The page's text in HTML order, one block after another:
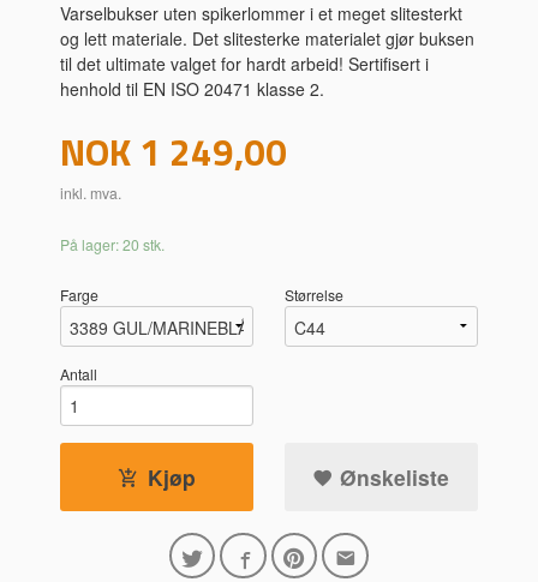
Varselbukser uten spikerlommer i et meget slitesterkt
og lett materiale. Det slitesterke materialet gjør buksen
til det ultimate valget for hardt arbeid! Sertifisert i
henhold til EN ISO 20471 klasse 2.
Pris
NOK1 249,00
inkl. mva.
På lager: 20 stk.
Farge Størrelse
Antall
Kjøp Ønskeliste